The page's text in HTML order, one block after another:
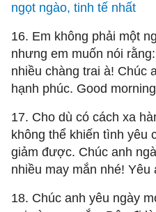
ngọt ngào, tinh tế nhất
16. Em không phải một
nhưng em muốn nói
nhiều chàng trai à! Chúc
hạnh phúc. Good
17. Cho dù có cách xa
không thể khiến tình yêu
giảm được. Chúc anh
nhiều may mắn nhé! Yêu
18. Chúc anh yêu ngày